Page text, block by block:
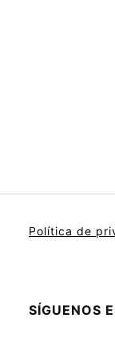
Política de
SÍGUENOS